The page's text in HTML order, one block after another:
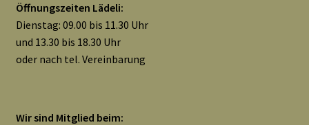
Öffnungszeiten Lädeli:
Dienstag: 09.00 bis 11.30 Uhr
und 13.30 bis 18.30 Uhr
oder nach tel. Vereinbarung
Wir sind Mitglied beim: